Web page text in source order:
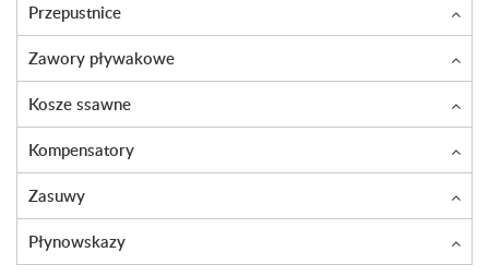
Przepustnice
Zawory pływakowe
Kosze ssawne
Kompensatory
Zasuwy
Płynowskazy